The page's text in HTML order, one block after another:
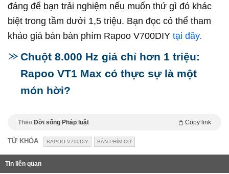
đáng để bạn trải nghiệm nếu muốn thứ gì đó khác
biệt trong tầm dưới 1,5 triệu. Bạn đọc có thể tham
khảo giá bán bàn phím Rapoo V700DIY tại đây.
Chuột 8.000 Hz giá chỉ hơn 1 triệu:
Rapoo VT1 Max có thực sự là một
món hời?
Theo Đời sống Pháp luật Copy link
TỪ KHÓA RAPOO V700DIY BÀN PHÍM CƠ
Tin liên quan